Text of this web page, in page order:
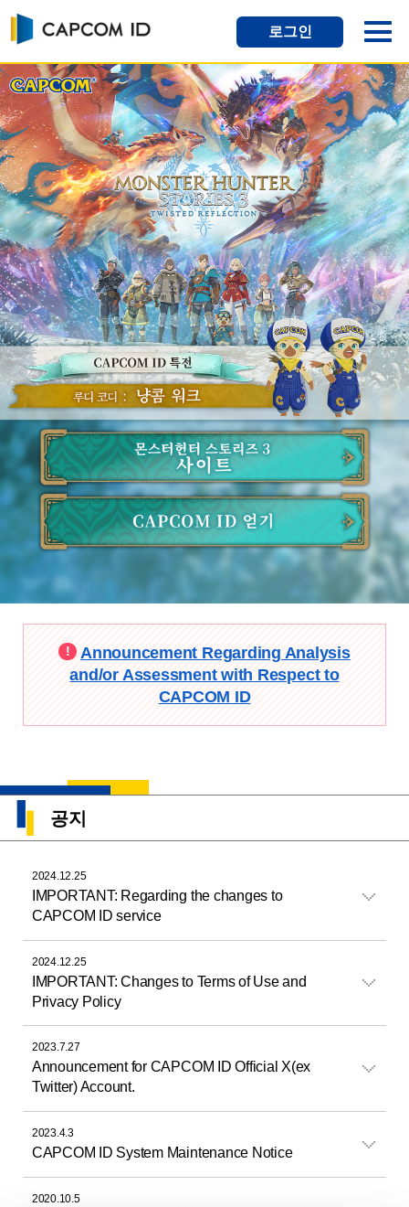
로그인
반갑습니다, CAPCOM ID입니다
CAPCOM ID는 하나의 통합 계정으로 다양한 Capcom 게
임과 웹 서비스를 관리할 수 있는 서비스입니다. 누구나 무
료로 가입하여 계정을 만들고 사용할 수 있습니다.
가입
로그인
Announcement Regarding Analysis
and/or Assessment with Respect to
CAPCOM ID
공지
2024.12.25
IMPORTANT: Regarding the changes to
CAPCOM ID service
2024.12.25
IMPORTANT: Changes to Terms of Use and
Privacy Policy
2023.7.27
Announcement for CAPCOM ID Official X(ex
Twitter) Account.
2023.4.3
CAPCOM ID System Maintenance Notice
2020.10.5